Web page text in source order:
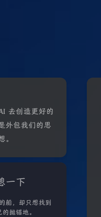
去创造更好的
外包我们的思
。
一下
船，却只想找到
抛锚地。